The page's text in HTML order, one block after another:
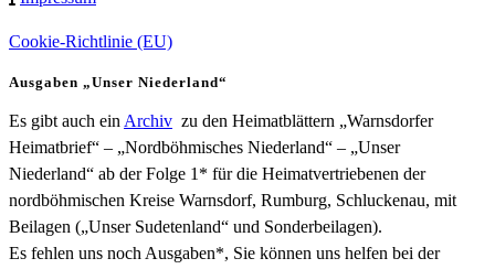
Cookie-Richtlinie (EU)
Ausgaben „Unser Niederland“
Es gibt auch ein Archiv zu den Heimatblättern „Warnsdorfer
Heimatbrief“ – „Nordböhmisches Niederland“ – „Unser
Niederland“ ab der Folge 1* für die Heimatvertriebenen der
nordböhmischen Kreise Warnsdorf, Rumburg, Schluckenau, mit
Beilagen („Unser Sudetenland“ und Sonderbeilagen).
Es fehlen uns noch Ausgaben*, Sie können uns helfen bei der